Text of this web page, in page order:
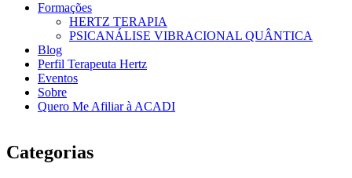
Formações
HERTZ TERAPIA
PSICANÁLISE VIBRACIONAL QUÂNTICA
Blog
Perfil Terapeuta Hertz
Eventos
Sobre
Quero Me Afiliar à ACADI
Categorias